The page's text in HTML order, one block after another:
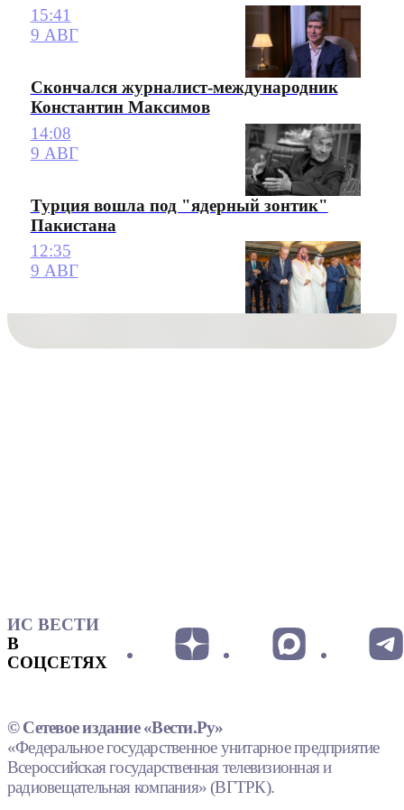
15:41
9 АВГ
Скончался журналист-международник
Константин Максимов
14:08
9 АВГ
Турция вошла под "ядерный зонтик"
Пакистана
12:35
9 АВГ
ИС ВЕСТИ
В
СОЦСЕТЯХ
© Сетевое издание «Вести.Ру»
«Федеральное государственное унитарное предприятие
Всероссийская государственная телевизионная и
радиовещательная компания» (ВГТРК).